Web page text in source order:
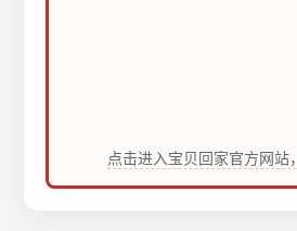
点击进入宝贝回家官方网站